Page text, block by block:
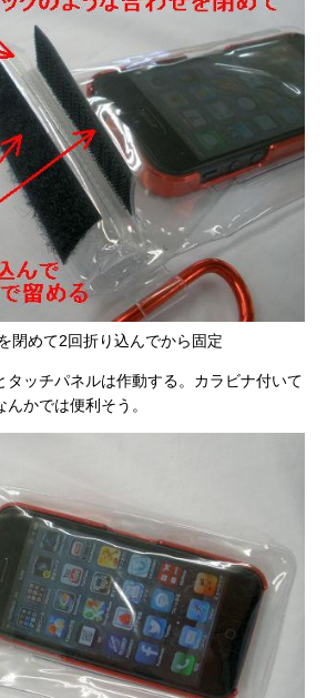
閉めて2回折り込んでから固定
タッチパネルは作動する。カラビナ付いて
かでは便利そう。